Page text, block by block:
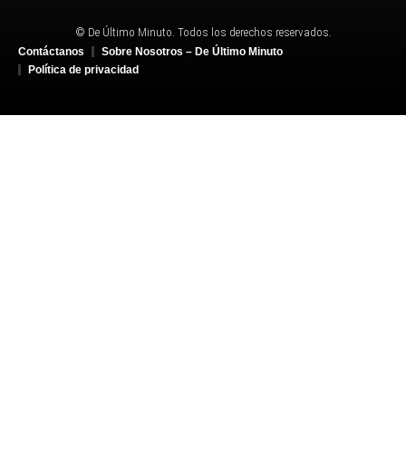
© De Último Minuto. Todos los derechos reservados.
Contáctanos
Sobre Nosotros – De Último Minuto
Política de privacidad